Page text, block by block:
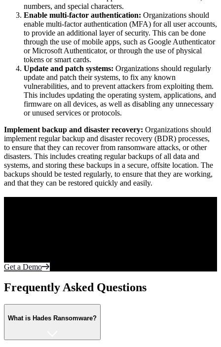
numbers, and special characters.
Enable multi-factor authentication: Organizations should
enable multi-factor authentication (MFA) for all user accounts,
to provide an additional layer of security. This can be done
through the use of mobile apps, such as Google Authenticator
or Microsoft Authenticator, or through the use of physical
tokens or smart cards.
Update and patch systems: Organizations should regularly
update and patch their systems, to fix any known
vulnerabilities, and to prevent attackers from exploiting them.
This includes updating the operating system, applications, and
firmware on all devices, as well as disabling any unnecessary
or unused services or protocols.
Implement backup and disaster recovery: Organizations should
implement regular backup and disaster recovery (BDR) processes,
to ensure that they can recover from ransomware attacks, or other
disasters. This includes creating regular backups of all data and
systems, and storing these backups in a secure, offsite location. The
backups should be tested regularly, to ensure that they are working,
and that they can be restored quickly and easily.
Get a Demo
Frequently Asked Questions
What is Hades Ransomware?